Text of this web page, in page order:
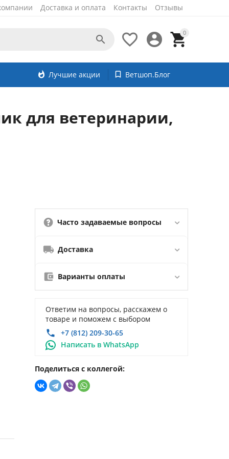
Доставка и оплата Контакты Отзывы
0




whatshot Лучшие акции bookmark_border Ветшоп.Блог
для ветеринарии,
Часто задаваемые вопросы
Доставка
Варианты оплаты
Ответим на вопросы, расскажем о
товаре и поможем с выбором
+7 (812) 209-30-65
Написать в WhatsApp
Поделиться с коллегой: